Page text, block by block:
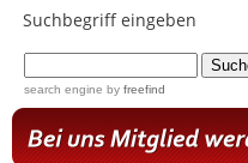
Suchbegriff eingeben
search engine by freefind